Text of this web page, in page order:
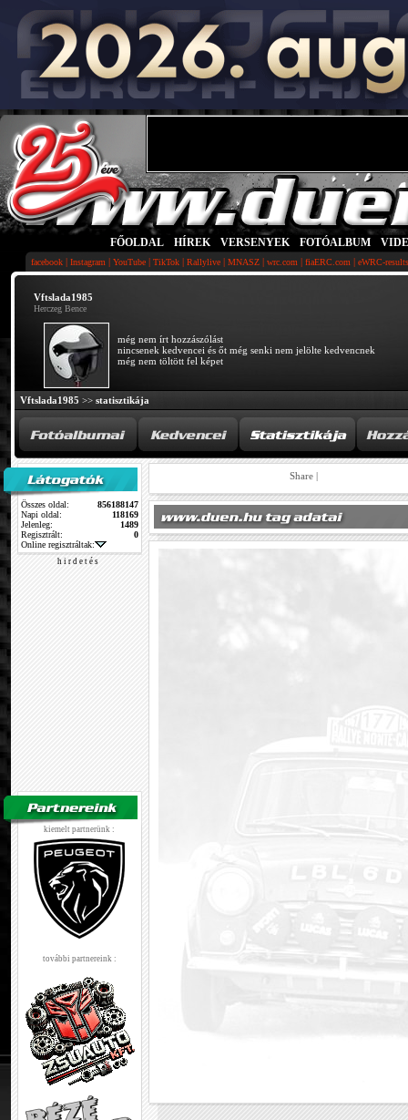
FŐOLDAL HÍREK VERSENYEK FOTÓALBUM
facebook | Instagram | YouTube | TikTok | Rallylive | MNASZ | wrc.com | fiaERC.com | eWRC-
Vftslada1985
Herczeg Bence
még nem írt hozzászólást
nincsenek kedvencei és őt még senki nem jelölte kedvencnek
még nem töltött fel képet
Vftslada1985 >> statisztikája
Összes oldal:
856188147
Napi oldal:
118169
Jelenleg:
1489
Regisztrált:
0
Online regisztráltak:
h i r d e t é s
kiemelt partnerünk :
további partnereink :
Share |